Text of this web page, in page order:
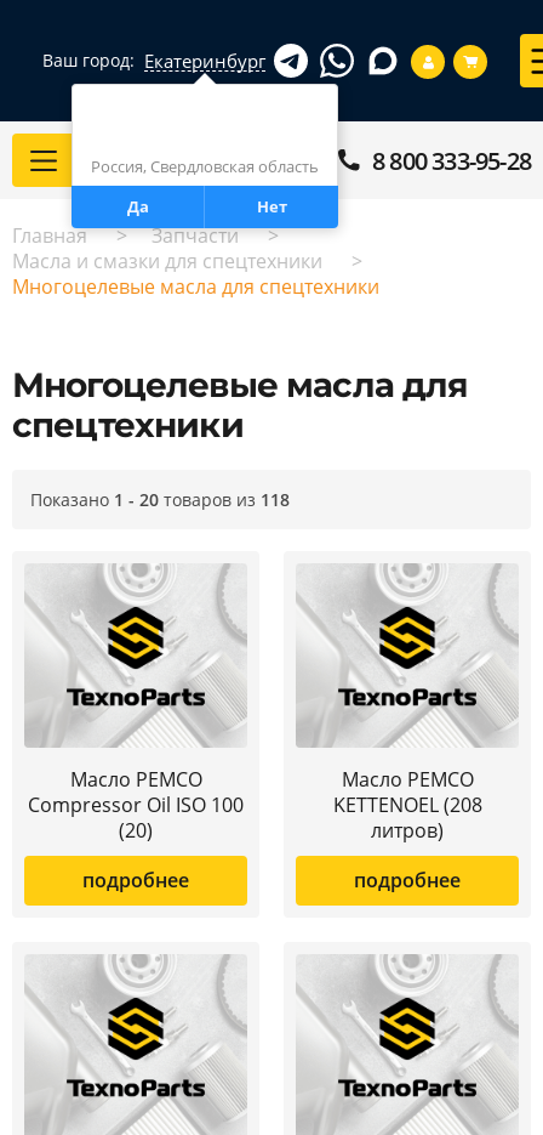
Ваш город: Екатеринбург
Россия, Свердловская область
Да
Нет
Каталог 8 800 333-95-28
Главная
Запчасти
Масла и смазки для спецтехники
Многоцелевые масла для спецтехники
Многоцелевые масла для
спецтехники
Масло PEMCO
Compressor Oil ISO 100
(20)
подробнее
Масло PEMCO
KETTENOEL (208
литров)
подробнее
Показано 1 - 20 товаров из 118